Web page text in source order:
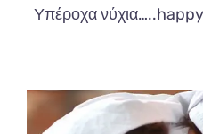
Υπέροχα